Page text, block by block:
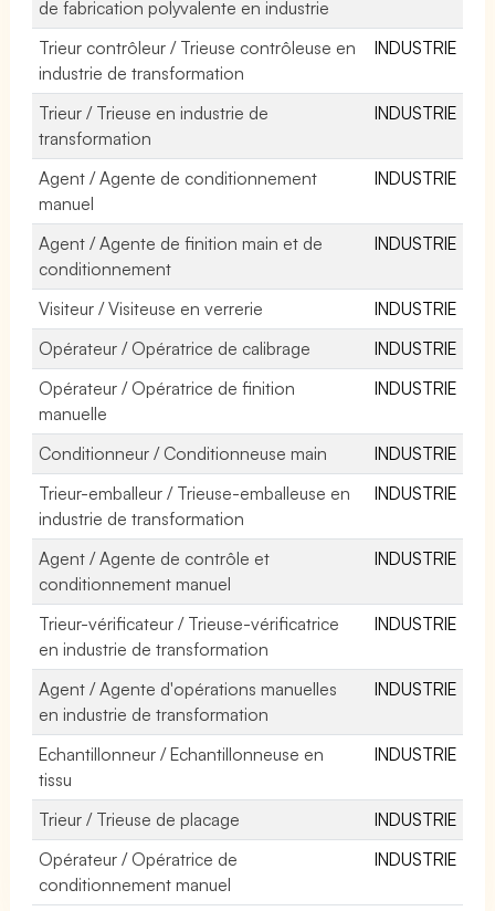
de fabrication polyvalente en industrie
Trieur contrôleur / Trieuse contrôleuse en
industrie de transformation
INDUSTRIE
Trieur / Trieuse en industrie de
transformation
INDUSTRIE
Agent / Agente de conditionnement
manuel
INDUSTRIE
Agent / Agente de finition main et de
conditionnement
INDUSTRIE
Visiteur / Visiteuse en verrerie
INDUSTRIE
Opérateur / Opératrice de calibrage
INDUSTRIE
Opérateur / Opératrice de finition
manuelle
INDUSTRIE
Conditionneur / Conditionneuse main
INDUSTRIE
Trieur-emballeur / Trieuse-emballeuse en
industrie de transformation
INDUSTRIE
Agent / Agente de contrôle et
conditionnement manuel
INDUSTRIE
Trieur-vérificateur / Trieuse-vérificatrice
en industrie de transformation
INDUSTRIE
Agent / Agente d'opérations manuelles
en industrie de transformation
INDUSTRIE
Echantillonneur / Echantillonneuse en
tissu
INDUSTRIE
Trieur / Trieuse de placage
INDUSTRIE
Opérateur / Opératrice de
conditionnement manuel
INDUSTRIE